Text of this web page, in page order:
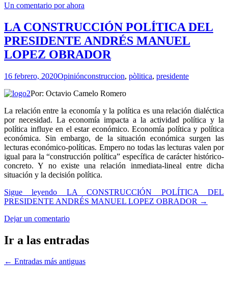
Un comentario por ahora
LA CONSTRUCCIÓN POLÍTICA DEL
PRESIDENTE ANDRÉS MANUEL
LOPEZ OBRADOR
16 febrero, 2020Opiniónconstruccion, pòlitica, presidente
Por: Octavio Camelo Romero
La relación entre la economía y la política es una relación dialéctica
por necesidad. La economía impacta a la actividad política y la
política influye en el estar económico. Economía política y política
económica. Sin embargo, de la situación económica surgen las
lecturas económico-políticas. Empero no todas las lecturas valen por
igual para la “construcción política” específica de carácter histórico-
concreto. Y no existe una relación inmediata-lineal entre dicha
situación y la decisión política.
Sigue leyendo LA CONSTRUCCIÓN POLÍTICA DEL
PRESIDENTE ANDRÉS MANUEL LOPEZ OBRADOR →
Dejar un comentario
Ir a las entradas
← Entradas más antiguas